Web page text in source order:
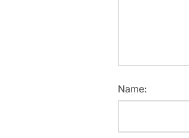
Name: